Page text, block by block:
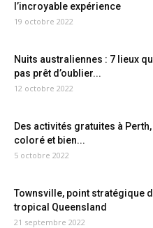
l’incroyable expérience
19 octobre 2022
Nuits australiennes : 7 lieux
pas prêt d’oublier...
12 octobre 2022
Des activités gratuites à
coloré et bien...
5 octobre 2022
Townsville, point stratégique
tropical Queensland
21 septembre 2022